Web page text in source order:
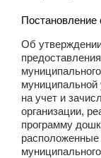
Об
муниципальной
на учет и
организации,
программу
расположенные